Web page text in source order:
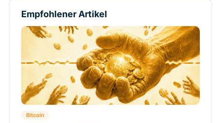
Empfohlener Artikel
Bitcoin